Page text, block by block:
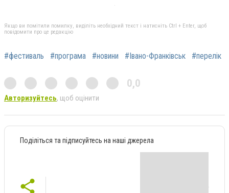
Якщо ви помітили помилку, виділіть необхідний текст і натисніть Ctrl + Enter, щоб
повідомити про це редакцію
#фестиваль #програма #новини #Івано-Франківськ #перелік
0,0
Авторизуйтесь, щоб оцінити
Поділіться та підписуйтесь на наші джерела